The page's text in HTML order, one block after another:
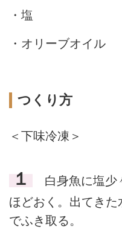
・塩
・オリーブオイル
つくり方
＜下味冷凍＞
１
白身魚に塩少
ほどおく。出てき
でふき取る。